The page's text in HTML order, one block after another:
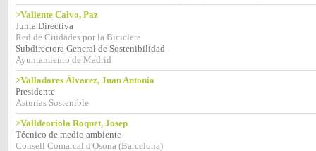
>Valiente Calvo, Paz
Junta Directiva
Red de Ciudades por la Bicicleta
Subdirectora General de Sostenibilidad
Ayuntamiento de Madrid
>Valladares Álvarez, Juan Antonio
Presidente
Asturias Sostenible
>Valldeoriola Roquet, Josep
Técnico de medio ambiente
Consell Comarcal d'Osona (Barcelona)